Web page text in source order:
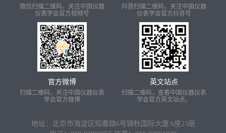
微信扫描二维码，关注中国仪器
仪表学会官方视频号
抖音扫描二维码，关注中国仪器
仪表学会官方抖音号
官方微博
扫描二维码，关注中国仪器仪表
学会官方微博
英文站点
扫描二维码，查看中国仪器仪表
学会官方英文站点。
地址：北京市海淀区知春路6号锦秋国际大厦A座23层